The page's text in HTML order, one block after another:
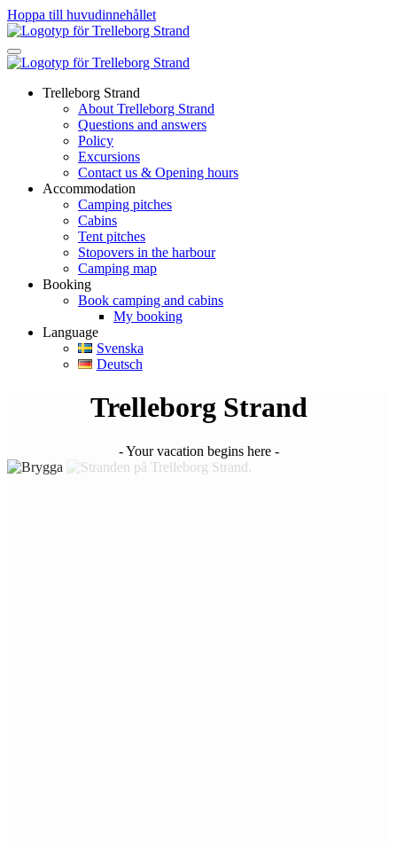
Hoppa till huvudinnehållet
Trelleborg Strand
About Trelleborg Strand
Questions and answers
Policy
Excursions
Contact us & Opening hours
Accommodation
Camping pitches
Cabins
Tent pitches
Stopovers in the harbour
Camping map
Booking
Book camping and cabins
My booking
Language
Svenska
Deutsch
Trelleborg Strand
- Your vacation begins here -